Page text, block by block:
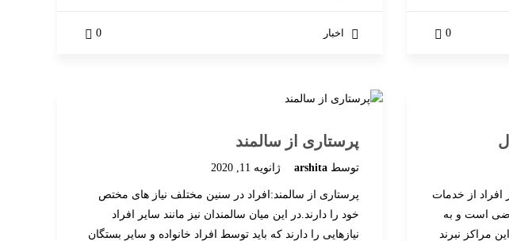
اخبار 0 0
پرستاری از سالمند
توسط arshita ژانویه 11, 2020
پرستاری از سالمند:افراد در سنین مختلف نیاز های مختص
خود را دارند.در این میان سالمندان نیز مانند سایر افراد
نیازهایی را دارند که باید توسط افراد خانواده و سایر بستگان
افراد از خدمات
است و به
مراکز نبرند